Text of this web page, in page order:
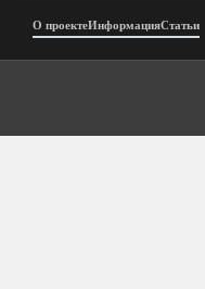
О проектеИнформацияСтатьи